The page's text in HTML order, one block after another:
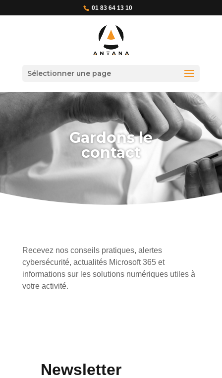
01 83 64 13 10
Sélectionner une page
Gardons le
contact
Recevez nos conseils pratiques, alertes
cybersécurité, actualités Microsoft 365 et
informations sur les solutions numériques utiles à
votre activité.
Newsletter